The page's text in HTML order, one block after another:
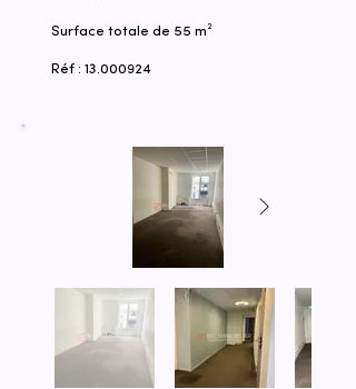
Surface totale de 55 m²
Réf : 13.000924